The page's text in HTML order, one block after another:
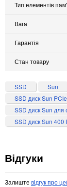
Тип елементів
Вага
Гарантія
Стан товару
SSD Sun
SSD диск Sun
SSD диск Sun для
SSD диск Sun 400
Відгуки
Залиште відгук про